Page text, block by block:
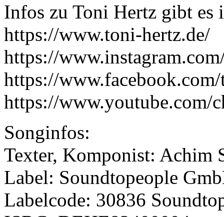
Infos zu Toni Hertz gibt es
https://www.toni-hertz.de/
https://
https://
https://
Songinfos:
Texter, Komponist: Achim
Label: Soundtopeople
Labelcode: 30836